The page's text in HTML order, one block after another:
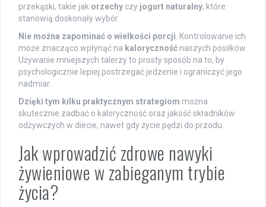
przekąski, takie jak orzechy czy jogurt naturalny, które
stanowią doskonały wybór.
Nie można zapominać o wielkości porcji . Kontrolowanie ich
może znacząco wpłynąć na kaloryczność naszych posiłków.
Używanie mniejszych talerzy to prosty sposób na to, by
psychologicznie lepiej postrzegać jedzenie i ograniczyć jego
nadmiar.
Dzięki tym kilku praktycznym strategiom można
skutecznie zadbać o kaloryczność oraz jakość składników
odżywczych w diecie, nawet gdy życie pędzi do przodu.
Jak wprowadzić zdrowe nawyki
żywieniowe w zabieganym trybie
życia?